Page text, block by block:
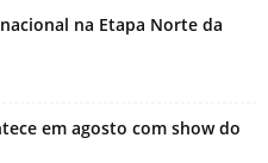
na Etapa Norte da
em agosto com show do